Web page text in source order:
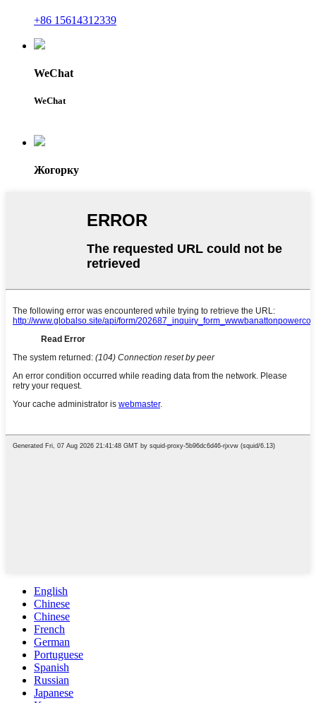
+86 15614312339
WeChat
WeChat
Жогорку
English
Chinese
Chinese
French
German
Portuguese
Spanish
Russian
Japanese